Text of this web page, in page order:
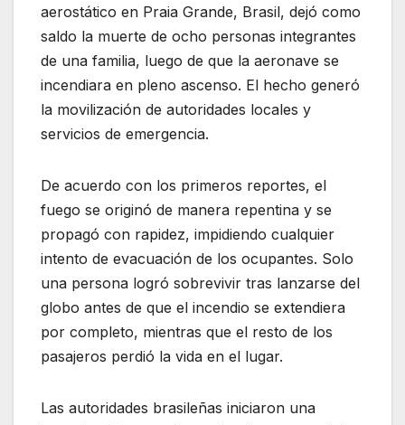
aerostático en Praia Grande, Brasil, dejó como
saldo la muerte de ocho personas integrantes
de una familia, luego de que la aeronave se
incendiara en pleno ascenso. El hecho generó
la movilización de autoridades locales y
servicios de emergencia.
De acuerdo con los primeros reportes, el
fuego se originó de manera repentina y se
propagó con rapidez, impidiendo cualquier
intento de evacuación de los ocupantes. Solo
una persona logró sobrevivir tras lanzarse del
globo antes de que el incendio se extendiera
por completo, mientras que el resto de los
pasajeros perdió la vida en el lugar.
Las autoridades brasileñas iniciaron una